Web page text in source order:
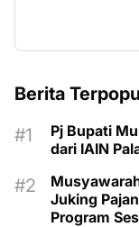
Berita
Pj Bupati
dari IAIN
Juking
Program